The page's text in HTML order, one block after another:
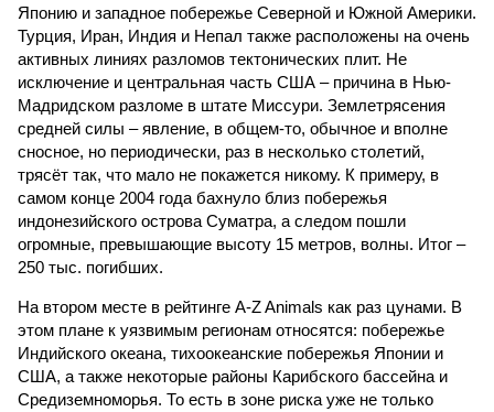
Японию и западное побережье Северной и Южной Америки.
Турция, Иран, Индия и Непал также расположены на очень
активных линиях разломов тектонических плит. Не
исключение и центральная часть США – причина в Нью-
Мадридском разломе в штате Миссури. Землетрясения
средней силы – явление, в общем-то, обычное и вполне
сносное, но периодически, раз в несколько столетий,
трясёт так, что мало не покажется никому. К примеру, в
самом конце 2004 года бахнуло близ побережья
индонезийского острова Суматра, а следом пошли
огромные, превышающие высоту 15 метров, волны. Итог –
250 тыс. погибших.
На втором месте в рейтинге A-Z Animals как раз цунами. В
этом плане к уязвимым регионам относятся: побережье
Индийского океана, тихо­океанские побережья Японии и
США, а также некоторые районы Карибского бассейна и
Средиземноморья. То есть в зоне риска уже не только